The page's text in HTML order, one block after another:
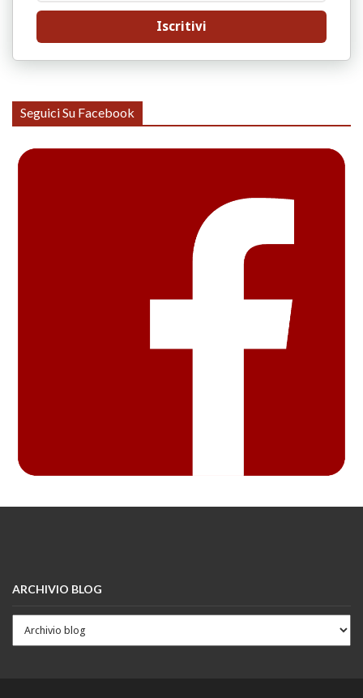
Iscritivi
Seguici Su Facebook
ARCHIVIO BLOG